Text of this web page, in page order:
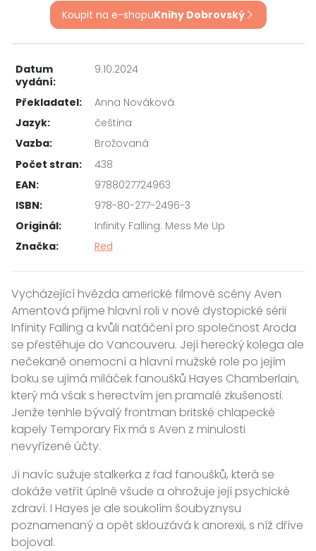
Koupit na e-shopuKnihy Dobrovský
Datum
vydání:
9.10.2024
Překladatel:
Anna Nováková
Jazyk:
čeština
Vazba:
Brožovaná
Počet stran:
438
EAN:
9788027724963
ISBN:
978-80-277-2496-3
Originál:
Infinity Falling: Mess Me Up
Značka:
Red
Vycházející hvězda americké filmové scény Aven
Amentová přijme hlavní roli v nové dystopické sérii
Infinity Falling a kvůli natáčení pro společnost Aroda
se přestěhuje do Vancouveru. Její herecký kolega ale
nečekaně onemocní a hlavní mužské role po jejím
boku se ujímá miláček fanoušků Hayes Chamberlain,
který má však s herectvím jen pramalé zkušenosti.
Jenže tenhle bývalý frontman britské chlapecké
kapely Temporary Fix má s Aven z minulosti
nevyřízené účty.
Ji navíc sužuje stalkerka z řad fanoušků, která se
dokáže vetřít úplně všude a ohrožuje její psychické
zdraví. I Hayes je ale soukolím šoubyznysu
poznamenaný a opět sklouzává k anorexii, s níž dříve
bojoval.